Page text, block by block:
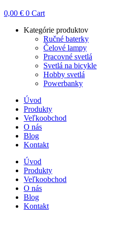
0,00 € 0 Cart
Kategórie produktov
Ručné baterky
Čelové lampy
Pracovné svetlá
Svetlá na bicykle
Hobby svetlá
Powerbanky
Úvod
Produkty
Veľkoobchod
O nás
Blog
Kontakt
Úvod
Produkty
Veľkoobchod
O nás
Blog
Kontakt